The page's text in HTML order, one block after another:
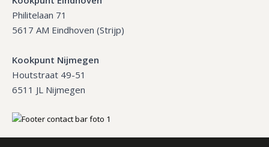
Philitelaan 71
5617 AM Eindhoven (Strijp)
Kookpunt Nijmegen
Houtstraat 49-51
6511 JL Nijmegen